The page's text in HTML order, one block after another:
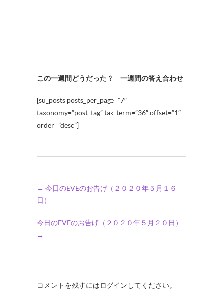
この一週間どうだった？ 一週間の答え合わせ
[su_posts posts_per_page=”7″
taxonomy=”post_tag” tax_term=”36″ offset=”1″
order=”desc”]
← 今日のEVEのお告げ（２０２０年５月１６
日）
今日のEVEのお告げ（２０２０年５月２０日）
→
コメントを残すにはログインしてください。